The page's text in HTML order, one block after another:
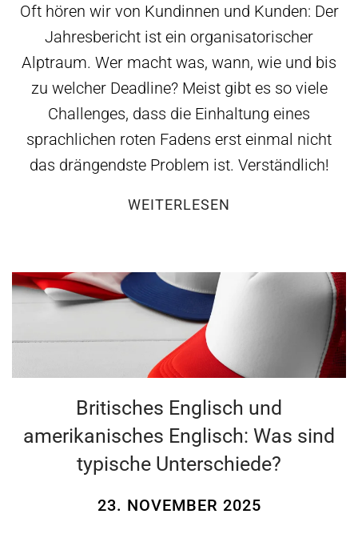
Oft hören wir von Kundinnen und Kunden: Der
Jahresbericht ist ein organisatorischer
Alptraum. Wer macht was, wann, wie und bis
zu welcher Deadline? Meist gibt es so viele
Challenges, dass die Einhaltung eines
sprachlichen roten Fadens erst einmal nicht
das drängendste Problem ist. Verständlich!
WEITERLESEN
Britisches Englisch und
amerikanisches Englisch: Was sind
typische Unterschiede?
23. NOVEMBER 2025